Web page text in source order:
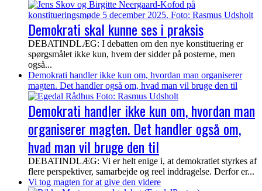
Demokrati skal kunne ses i praksis
DEBATINDLÆG: I debatten om den nye konstituering er
spørgsmålet ikke kun, hvem der sidder på posterne, men
også...
Demokrati handler ikke kun om, hvordan man organiserer
magten. Det handler også om, hvad man vil bruge den til
Demokrati handler ikke kun om, hvordan man
organiserer magten. Det handler også om,
hvad man vil bruge den til
DEBATINDLÆG: Vi er helt enige i, at demokratiet styrkes af
flere perspektiver, samarbejde og reel inddragelse. Derfor er...
Vi tog magten for at give den videre